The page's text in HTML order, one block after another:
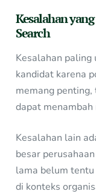
Kesalahan
Search
Kesalahan
kandidat karena
memang
dapat
Kesalahan lain
besar
lama belum
di konteks